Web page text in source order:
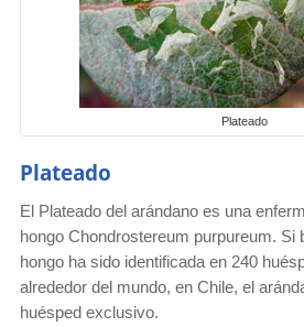
Plateado
Plateado
El Plateado del arándano es una
hongo Chondrostereum purpureum. Si
hongo ha sido identificada en 240
alrededor del mundo, en Chile, el
huésped exclusivo.